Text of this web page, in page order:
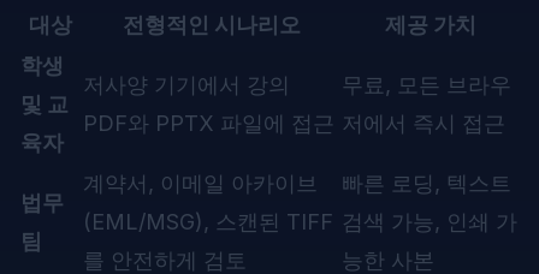
대상 전형적인 시나리오
제공 가치
학생
및 교
육자
저사양 기기에서 강의
PDF와 PPTX 파일에 접근
무료, 모든 브라우
저에서 즉시 접근
법무
팀
계약서, 이메일 아카이브
(EML/MSG), 스캔된 TIFF
를 안전하게 검토
빠른 로딩, 텍스트
검색 가능, 인쇄 가
능한 사본